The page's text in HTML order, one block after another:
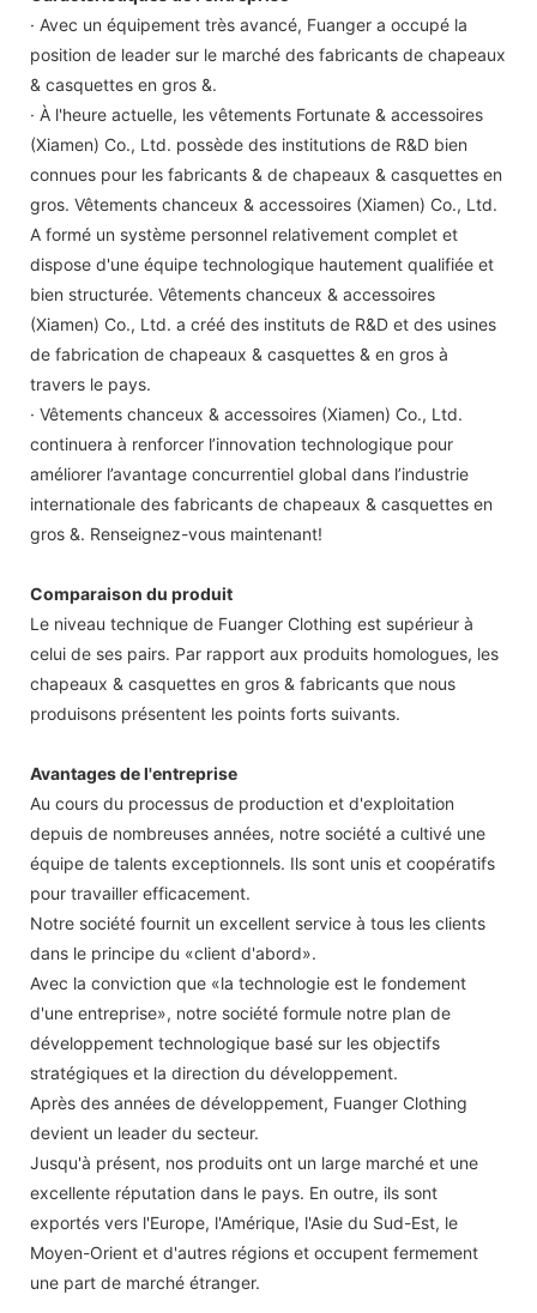
· Avec un équipement très avancé, Fuanger a occupé la
position de leader sur le marché des fabricants de chapeaux
& casquettes en gros &.
· À l'heure actuelle, les vêtements Fortunate & accessoires
(Xiamen) Co., Ltd. possède des institutions de R&D bien
connues pour les fabricants & de chapeaux & casquettes en
gros. Vêtements chanceux & accessoires (Xiamen) Co., Ltd.
A formé un système personnel relativement complet et
dispose d'une équipe technologique hautement qualifiée et
bien structurée. Vêtements chanceux & accessoires
(Xiamen) Co., Ltd. a créé des instituts de R&D et des usines
de fabrication de chapeaux & casquettes & en gros à
travers le pays.
· Vêtements chanceux & accessoires (Xiamen) Co., Ltd.
continuera à renforcer l’innovation technologique pour
améliorer l’avantage concurrentiel global dans l’industrie
internationale des fabricants de chapeaux & casquettes en
gros &. Renseignez-vous maintenant!
Comparaison du produit
Le niveau technique de Fuanger Clothing est supérieur à
celui de ses pairs. Par rapport aux produits homologues, les
chapeaux & casquettes en gros & fabricants que nous
produisons présentent les points forts suivants.
Avantages de l'entreprise
Au cours du processus de production et d'exploitation
depuis de nombreuses années, notre société a cultivé une
équipe de talents exceptionnels. Ils sont unis et coopératifs
pour travailler efficacement.
Notre société fournit un excellent service à tous les clients
dans le principe du «client d'abord».
Avec la conviction que «la technologie est le fondement
d'une entreprise», notre société formule notre plan de
développement technologique basé sur les objectifs
stratégiques et la direction du développement.
Après des années de développement, Fuanger Clothing
devient un leader du secteur.
Jusqu'à présent, nos produits ont un large marché et une
excellente réputation dans le pays. En outre, ils sont
exportés vers l'Europe, l'Amérique, l'Asie du Sud-Est, le
Moyen-Orient et d'autres régions et occupent fermement
une part de marché étranger.